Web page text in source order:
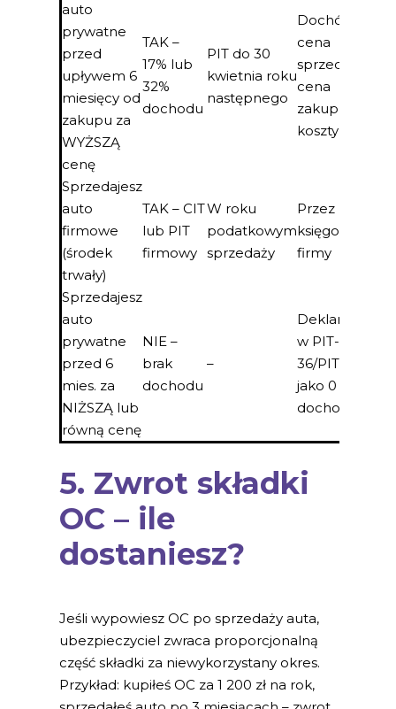
auto
prywatne
przed
upływem 6
miesięcy od
zakupu za
WYŻSZĄ
cenę
TAK –
17% lub
32%
dochodu
PIT do 30
kwietnia roku
następnego
Dochód =
cena
sprzedaży –
cena
zakupu –
koszty
Sprzedajesz
auto
firmowe
(środek
trwały)
TAK – CIT
lub PIT
firmowy
W roku
podatkowym
sprzedaży
Przez
księgowość
firmy
Sprzedajesz
auto
prywatne
przed 6
mies. za
NIŻSZĄ lub
równą cenę
NIE –
brak
dochodu
–
Deklarujesz
w PIT-
36/PIT-37
jako 0
dochodu
5. Zwrot składki
OC – ile
dostaniesz?
Jeśli wypowiesz OC po sprzedaży auta,
ubezpieczyciel zwraca proporcjonalną
część składki za niewykorzystany okres.
Przykład: kupiłeś OC za 1 200 zł na rok,